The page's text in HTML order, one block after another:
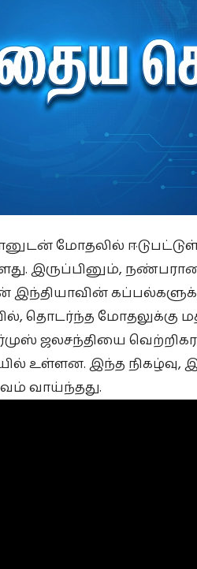
மோதலில்
இருப்பினும்,
தொடர்ந்த மோதலுக்கு
ஜலசந்தியை
உள்ளன. இந்த நிகழ்வு,
வாய்ந்தது.